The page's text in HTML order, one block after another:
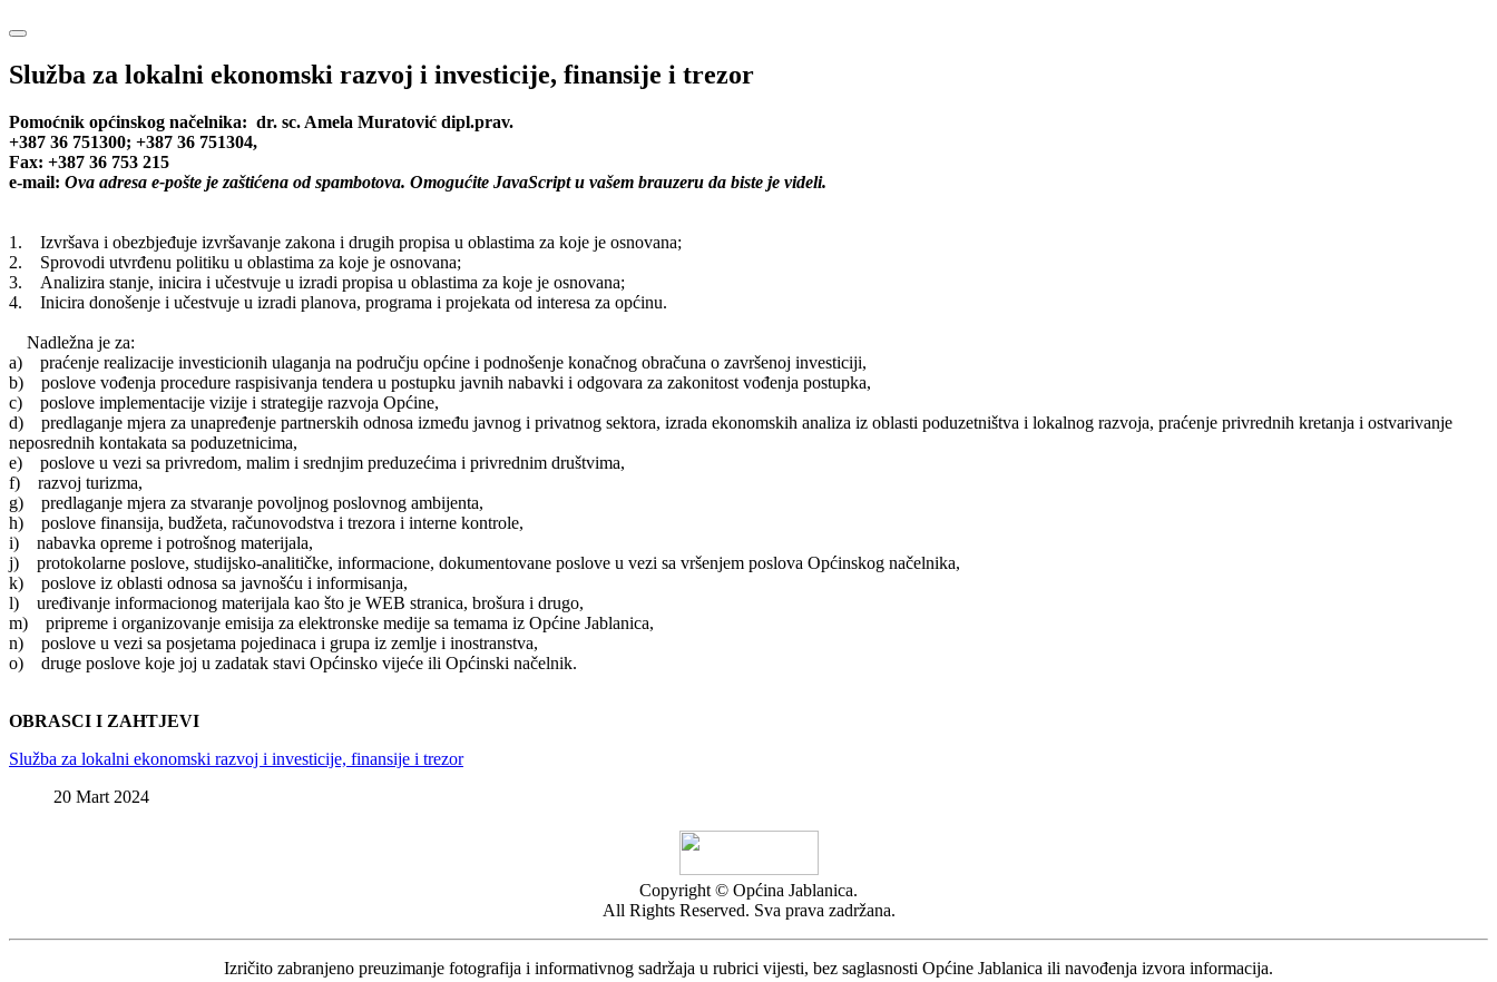
Služba za lokalni ekonomski razvoj i investicije, finansije i trezor
Pomoćnik općinskog načelnika: dr. sc. Amela Muratović dipl.prav.
+387 36 751300; +387 36 751304,
Fax: +387 36 753 215
e-mail: Ova adresa e-pošte je zaštićena od spambotova. Omogućite JavaScript u vašem brauzeru da biste je videli.
1. Izvršava i obezbjeđuje izvršavanje zakona i drugih propisa u oblastima za koje je osnovana;
2. Sprovodi utvrđenu politiku u oblastima za koje je osnovana;
3. Analizira stanje, inicira i učestvuje u izradi propisa u oblastima za koje je osnovana;
4. Inicira donošenje i učestvuje u izradi planova, programa i projekata od interesa za općinu.
Nadležna je za:
a) praćenje realizacije investicionih ulaganja na području općine i podnošenje konačnog obračuna o završenoj investiciji,
b) poslove vođenja procedure raspisivanja tendera u postupku javnih nabavki i odgovara za zakonitost vođenja postupka,
c) poslove implementacije vizije i strategije razvoja Općine,
d) predlaganje mjera za unapređenje partnerskih odnosa između javnog i privatnog sektora, izrada ekonomskih analiza iz oblasti poduzetništva i lokalnog razvoja, praćenje privrednih kretanja i ostvarivanje
neposrednih kontakata sa poduzetnicima,
e) poslove u vezi sa privredom, malim i srednjim preduzećima i privrednim društvima,
f) razvoj turizma,
g) predlaganje mjera za stvaranje povoljnog poslovnog ambijenta,
h) poslove finansija, budžeta, računovodstva i trezora i interne kontrole,
i) nabavka opreme i potrošnog materijala,
j) protokolarne poslove, studijsko-analitičke, informacione, dokumentovane poslove u vezi sa vršenjem poslova Općinskog načelnika,
k) poslove iz oblasti odnosa sa javnošću i informisanja,
l) uređivanje informacionog materijala kao što je WEB stranica, brošura i drugo,
m) pripreme i organizovanje emisija za elektronske medije sa temama iz Općine Jablanica,
n) poslove u vezi sa posjetama pojedinaca i grupa iz zemlje i inostranstva,
o) druge poslove koje joj u zadatak stavi Općinsko vijeće ili Općinski načelnik.
OBRASCI I ZAHTJEVI
Služba za lokalni ekonomski razvoj i investicije, finansije i trezor
20 Mart 2024
Copyright © Općina Jablanica.
All Rights Reserved. Sva prava zadržana.
Izričito zabranjeno preuzimanje fotografija i informativnog sadržaja u rubrici vijesti, bez saglasnosti Općine Jablanica ili navođenja izvora informacija.